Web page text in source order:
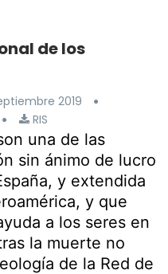
de los
2019
RIS
una de las
sin ánimo de lucro
y extendida
y que
a los seres en
la muerte no
de la Red de